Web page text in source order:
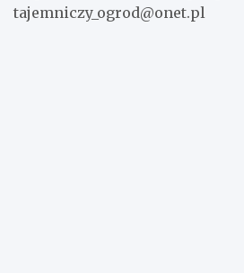
tajemniczy_ogrod@onet.pl